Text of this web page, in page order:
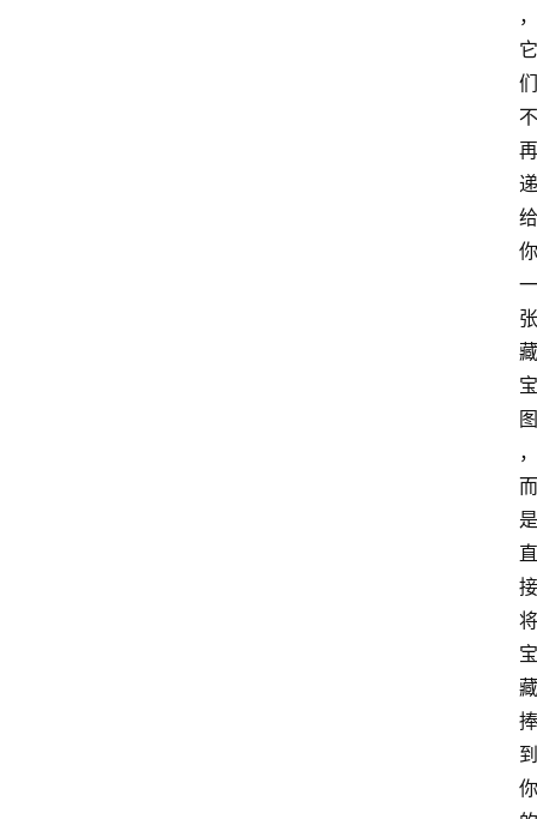
，
它
们
不
再
递
给
你
一
张
藏
宝
图
，
而
是
直
接
将
宝
藏
捧
到
你